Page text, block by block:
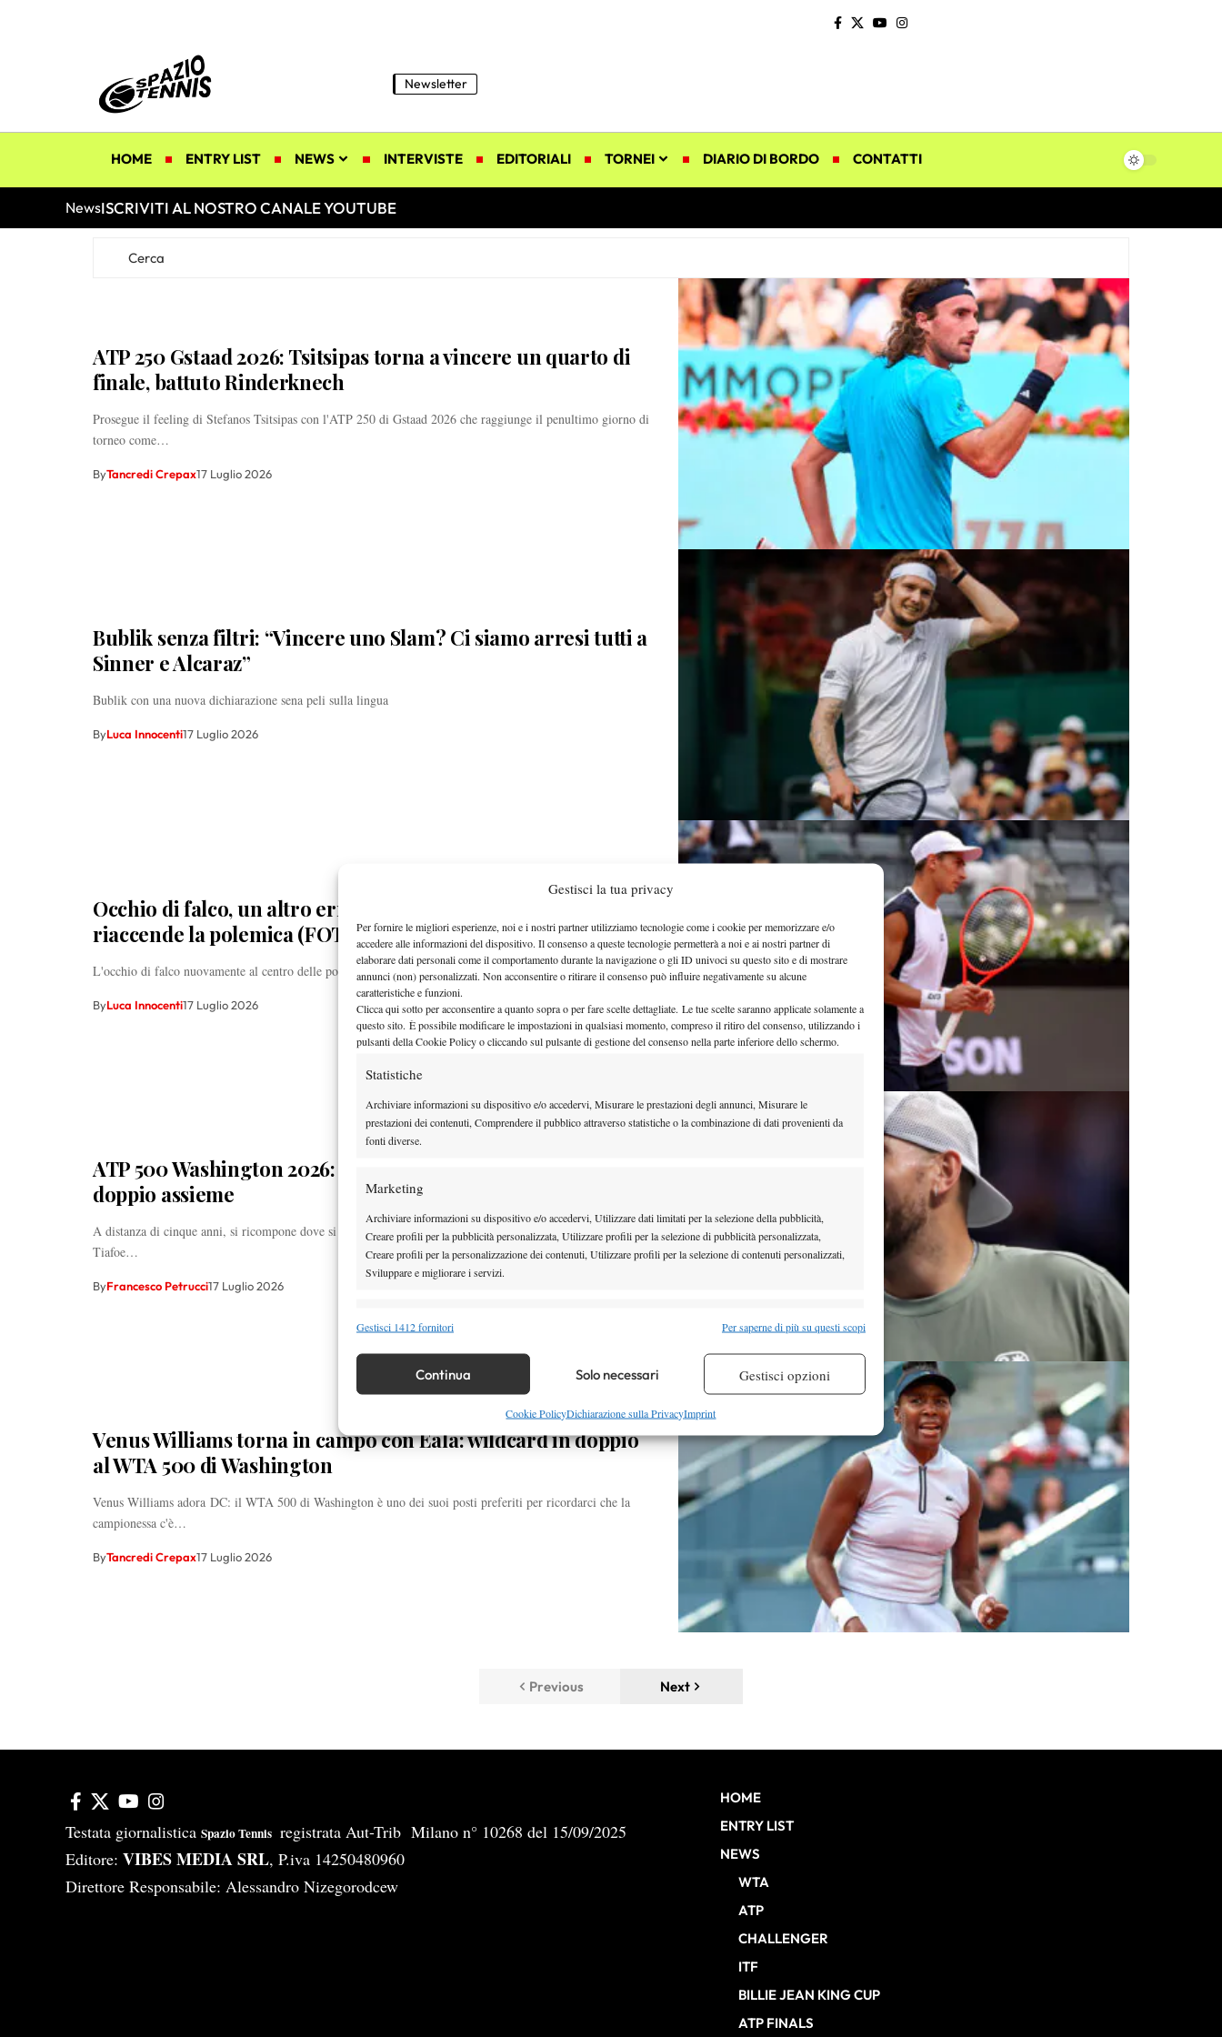
Gestisci la tua privacy
Per fornire le migliori esperienze, noi e i nostri partner utilizziamo tecnologie come i cookie per memorizzare e/o
accedere alle informazioni del dispositivo. Il consenso a queste tecnologie permetterà a noi e ai nostri partner di
elaborare dati personali come il comportamento durante la navigazione o gli ID univoci su questo sito e di mostrare
annunci (non) personalizzati. Non acconsentire o ritirare il consenso può influire negativamente su alcune
caratteristiche e funzioni.
Clicca qui sotto per acconsentire a quanto sopra o per fare scelte dettagliate. Le tue scelte saranno applicate solamente a
questo sito. È possibile modificare le impostazioni in qualsiasi momento, compreso il ritiro del consenso, utilizzando i
pulsanti della Cookie Policy o cliccando sul pulsante di gestione del consenso nella parte inferiore dello schermo.
Statistiche
Archiviare informazioni su dispositivo e/o accedervi, Misurare le prestazioni degli annunci, Misurare le
prestazioni dei contenuti, Comprendere il pubblico attraverso statistiche o la combinazione di dati provenienti da
fonti diverse.
Marketing
Archiviare informazioni su dispositivo e/o accedervi, Utilizzare dati limitati per la selezione della pubblicità,
Creare profili per la pubblicità personalizzata, Utilizzare profili per la selezione di pubblicità personalizzata,
Creare profili per la personalizzazione dei contenuti, Utilizzare profili per la selezione di contenuti personalizzati,
Sviluppare e migliorare i servizi.
Funzionalità
Identificare i dispositivi in base alle informazioni trasmesse automaticamente.
Garantire la sicurezza, prevenire e rilevare frodi, correggere errori,
Erogare e presentare pubblicità e contenuto, Salvare e comunicare le
Sempre attivo
Gestisci 1412 fornitori Per saperne di più su questi scopi
Continua Solo necessari Gestisci opzioni
Cookie PolicyDichiarazione sulla PrivacyImprint
Newsletter
HOME ENTRY LIST NEWS INTERVISTE EDITORIALI TORNEI DIARIO DI BORDO CONTATTI
NewsISCRIVITI AL NOSTRO CANALE YOUTUBE
ATP 250 Gstaad 2026: Tsitsipas torna a vincere un quarto di
finale, battuto Rinderknech
Prosegue il feeling di Stefanos Tsitsipas con l'ATP 250 di Gstaad 2026 che raggiunge il penultimo giorno di
torneo come…
ByTancredi Crepax17 Luglio 2026
Bublik senza filtri: “Vincere uno Slam? Ci siamo arresi tutti a
Sinner e Alcaraz”
Bublik con una nuova dichiarazione sena peli sulla lingua
ByLuca Innocenti17 Luglio 2026
Occhio di falco, un altro errore grossolano sulla terra
riaccende la polemica (FOTO)
L'occhio di falco nuovamente al centro delle polemiche
ByLuca Innocenti17 Luglio 2026
ATP 500 Washington 2026: Kyrgios e Tiafoe giocheranno in
doppio assieme
A distanza di cinque anni, si ricompone dove si era lasciato il duo composto da Nick Kyrgios e Frances
Tiafoe…
ByFrancesco Petrucci17 Luglio 2026
Venus Williams torna in campo con Eala: wildcard in doppio
al WTA 500 di Washington
Venus Williams adora DC: il WTA 500 di Washington è uno dei suoi posti preferiti per ricordarci che la
campionessa c'è…
ByTancredi Crepax17 Luglio 2026
Previous Next
Testata giornalistica Spazio Tennis registrata Aut-Trib Milano n° 10268 del 15/09/2025
Editore: VIBES MEDIA SRL, P.iva 14250480960
Direttore Responsabile: Alessandro Nizegorodcew
HOME
ENTRY LIST
NEWS
WTA
ATP
CHALLENGER
ITF
BILLIE JEAN KING CUP
ATP FINALS